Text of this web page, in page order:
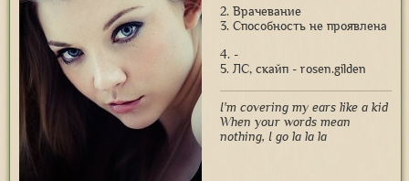
2. Врачевание
3. Способность не проявлена
4. -
5. ЛС, скайп - rosen.gilden
I'm covering my ears like a kid
When your words mean
nothing, I go la la la